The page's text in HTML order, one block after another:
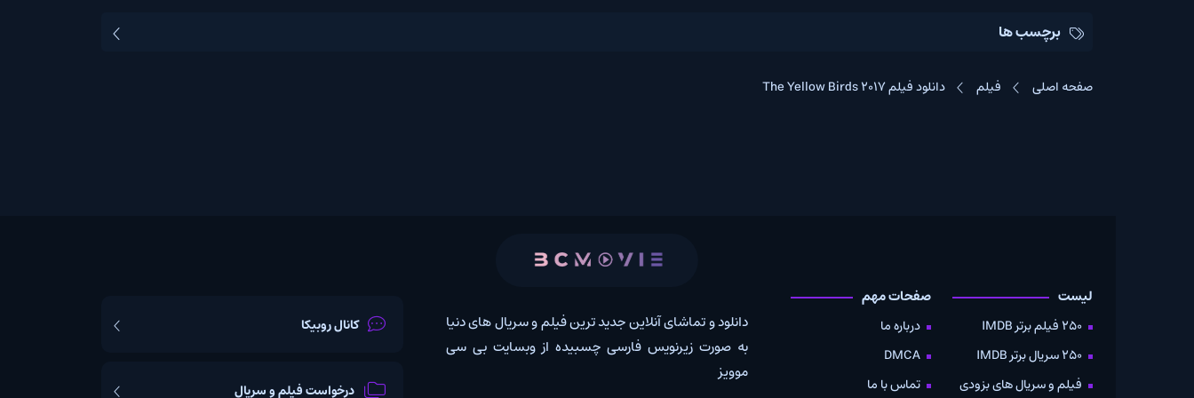
برچسب ها
فیلم دانلود فیلم The Yellow Birds 2017
فیلم و سریال های بزودی
صفحات مهم
درباره ما
DMCA
تماس با ما
دانلود و تماشای آنلاین جدید ترین فیلم و سریال های دنیا
به صورت زیرنویس فارسی چسبیده از وبسایت بی سی
کانال روبیکا
درخواست فیلم و سریال